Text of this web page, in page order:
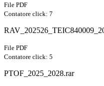
File PDF
Contatore click: 7
File PDF
Contatore click: 5
PTOF_2025_2028.rar